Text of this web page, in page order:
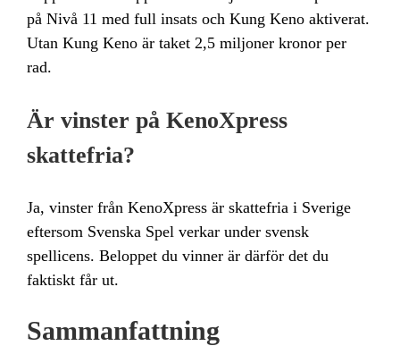
på Nivå 11 med full insats och Kung Keno aktiverat.
Utan Kung Keno är taket 2,5 miljoner kronor per
rad.
Är vinster på KenoXpress
skattefria?
Ja, vinster från KenoXpress är skattefria i Sverige
eftersom Svenska Spel verkar under svensk
spellicens. Beloppet du vinner är därför det du
faktiskt får ut.
Sammanfattning